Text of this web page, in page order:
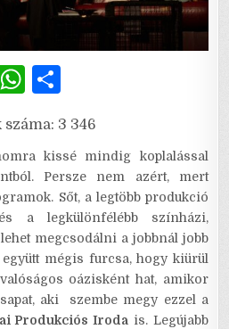
W
at
s
A
p
p
ar
e
3 346
kissé mindig koplalással
Persze nem azért, mert
Sőt, a legtöbb produkció
a legkülönfélébb színházi,
megcsodálni a jobbnál jobb
mégis furcsa, hogy kiürül
oázisként hat, amikor
aki szembe megy ezzel a
Produkciós Iroda is. Legújabb